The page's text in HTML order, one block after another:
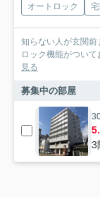
オートロック
知らない人が玄関前
ロック機能がつい
見る
募集中の部屋
3